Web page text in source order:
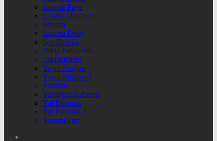
Sample Page
Şifremi Unuttum
Sinema
Sinema Detay
Son Dakika
Takip Ettiklerim
Takipçilerim
Yayın Akışları
Yayın Akışları 2
Yazarlar
Yazdığım Haberler
Yol Durumu
Yol Durumu 2
Yorumlarım